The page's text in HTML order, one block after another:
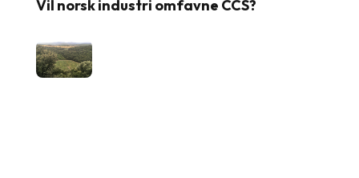
Vil norsk industri omfavne CCS?